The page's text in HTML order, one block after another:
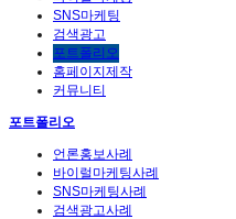
SNS마케팅
검색광고
포트폴리오
홈페이지제작
커뮤니티
포트폴리오
언론홍보사례
바이럴마케팅사례
SNS마케팅사례
검색광고사례